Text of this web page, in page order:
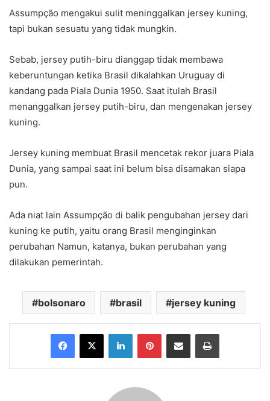
Assumpção mengakui sulit meninggalkan jersey kuning,
tapi bukan sesuatu yang tidak mungkin.
Sebab, jersey putih-biru dianggap tidak membawa
keberuntungan ketika Brasil dikalahkan Uruguay di
kandang pada Piala Dunia 1950. Saat itulah Brasil
menanggalkan jersey putih-biru, dan mengenakan jersey
kuning.
Jersey kuning membuat Brasil mencetak rekor juara Piala
Dunia, yang sampai saat ini belum bisa disamakan siapa
pun.
Ada niat lain Assumpção di balik pengubahan jersey dari
kuning ke putih, yaitu orang Brasil menginginkan
perubahan Namun, katanya, bukan perubahan yang
dilakukan pemerintah.
bolsonaro brasil jersey kuning
Facebook
X LinkedInPinterestShare via Email Print